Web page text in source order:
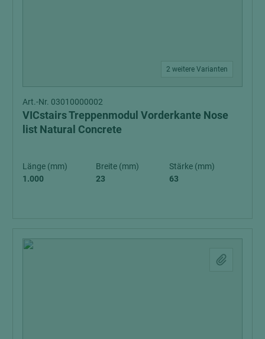
2 weitere Varianten
Art.-Nr. 03010000002
VICstairs Treppenmodul Vorderkante Nose
list Natural Concrete
Länge (mm)
1.000
Breite (mm)
23
Stärke (mm)
63